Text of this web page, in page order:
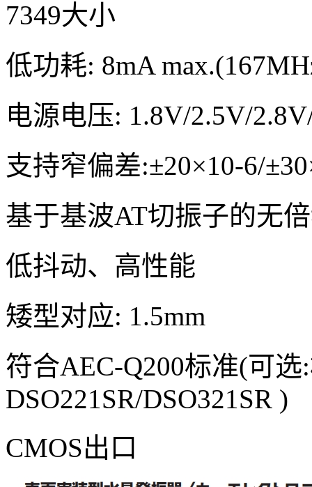
7349大小
低功耗: 8mA
电源电压: 1.8V/2.5V/
支持窄偏差:±20×10-6/
基于基波AT切振子的无
低抖动、高性能
矮型对应: 1.5mm
符合AEC-Q200标准(可
DSO221SR/DSO321SR )
CMOS出口